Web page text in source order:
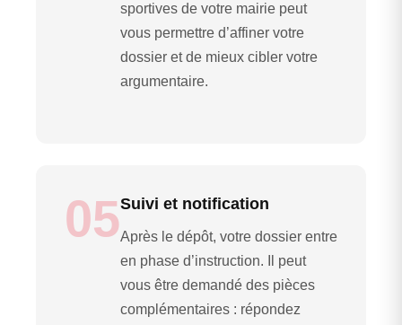
sportives de votre mairie peut
vous permettre d’affiner votre
dossier et de mieux cibler votre
argumentaire.
05Suivi et notification
Après le dépôt, votre dossier entre
en phase d’instruction. Il peut
vous être demandé des pièces
complémentaires : répondez